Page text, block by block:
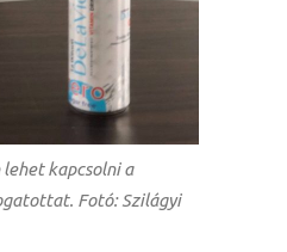
lehet kapcsolni a
Fotó: Szilágyi